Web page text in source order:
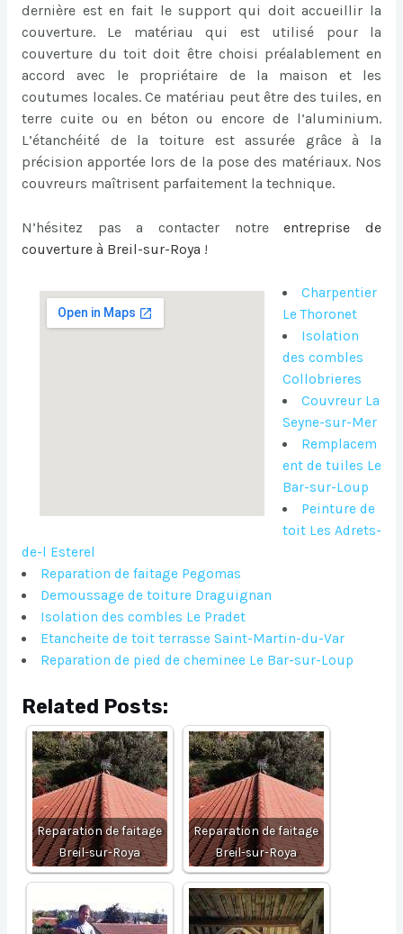
dernière est en fait le support qui doit accueillir la
couverture. Le matériau qui est utilisé pour la
couverture du toit doit être choisi préalablement en
accord avec le propriétaire de la maison et les
coutumes locales. Ce matériau peut être des tuiles, en
terre cuite ou en béton ou encore de l’aluminium.
L’étanchéité de la toiture est assurée grâce à la
précision apportée lors de la pose des matériaux. Nos
couvreurs maîtrisent parfaitement la technique.
N’hésitez pas a contacter notreentreprise de
couverture à Breil-sur-Roya !
Charpentier
Le Thoronet
Isolation
des combles
Collobrieres
Couvreur La
Seyne-sur-Mer
Remplacem
ent de tuiles Le
Bar-sur-Loup
Peinture de
toit Les Adrets-
de-l Esterel
Reparation de faitage Pegomas
Demoussage de toiture Draguignan
Isolation des combles Le Pradet
Etancheite de toit terrasse Saint-Martin-du-Var
Reparation de pied de cheminee Le Bar-sur-Loup
Related Posts:
Reparation de faitage
Breil-sur-Roya
Reparation de faitage
Breil-sur-Roya